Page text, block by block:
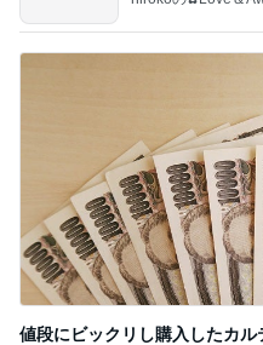
値段にビックリし購入したカル